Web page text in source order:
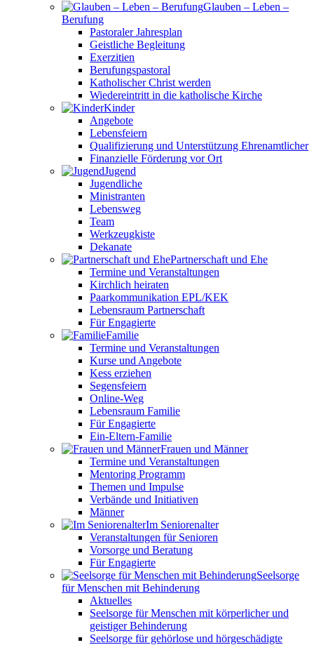
Glauben – Leben –
Berufung
Pastoraler Jahresplan
Geistliche Begleitung
Exerzitien
Berufungspastoral
Katholischer Christ werden
Wiedereintritt in die katholische Kirche
Kinder
Angebote
Lebensfeiern
Qualifizierung und Unterstützung Ehrenamtlicher
Finanzielle Förderung vor Ort
Jugend
Jugendliche
Ministranten
Lebensweg
Team
Werkzeugkiste
Dekanate
Partnerschaft und Ehe
Termine und Veranstaltungen
Kirchlich heiraten
Paarkommunikation EPL/KEK
Lebensraum Partnerschaft
Für Engagierte
Familie
Termine und Veranstaltungen
Kurse und Angebote
Kess erziehen
Segensfeiern
Online-Weg
Lebensraum Familie
Für Engagierte
Ein-Eltern-Familie
Frauen und Männer
Termine und Veranstaltungen
Mentoring Programm
Themen und Impulse
Verbände und Initiativen
Männer
Im Seniorenalter
Veranstaltungen für Senioren
Vorsorge und Beratung
Für Engagierte
Seelsorge
für Menschen mit Behinderung
Aktuelles
Seelsorge für Menschen mit körperlicher und
geistiger Behinderung
Seelsorge für gehörlose und hörgeschädigte